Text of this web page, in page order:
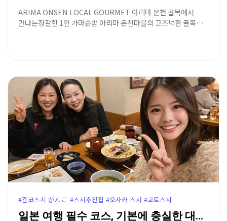
ARIMA ONSEN LOCAL GOURMET 아리마 온천 골목에서
만나는정갈한 1인 가마솥밥 아리마 온천마을의 고즈넉한 골목…
#간코스시 がんこ #스시추천집 #오사카 스시 #교토스시
일본 여행 필수 코스, 기본에 충실한 대중적인 스시 맛…